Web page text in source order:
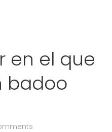
en el que
badoo